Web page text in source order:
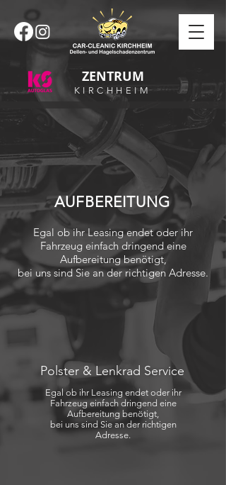
ZENTRUM
KIRCHHEIM
AUFBEREITUNG
Egal ob ihr Leasing endet oder ihr
Fahrzeug einfach dringend eine
Aufbereitung benötigt,
bei uns sind Sie an der richtigen Adresse.
Polster & Lenkrad Service
Egal ob ihr Leasing endet oder ihr
Fahrzeug einfach dringend eine
Aufbereitung benötigt,
bei uns sind Sie an der richtigen
Adresse.